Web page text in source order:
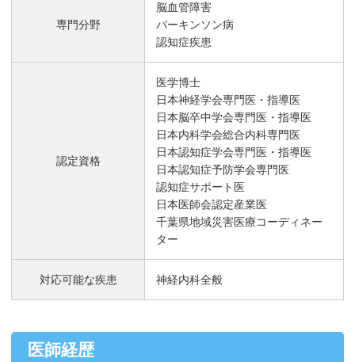
専門分野
脳血管障害
パーキンソン病
認知症疾患
認定資格
医学博士
日本神経学会専門医・指導医
日本脳卒中学会専門医・指導医
日本内科学会総合内科専門医
日本認知症学会専門医・指導医
日本認知症予防学会専門医
認知症サポート医
日本医師会認定産業医
千葉県地域災害医療コーディネー
ター
対応可能な疾患 神経内科全般
医師経歴